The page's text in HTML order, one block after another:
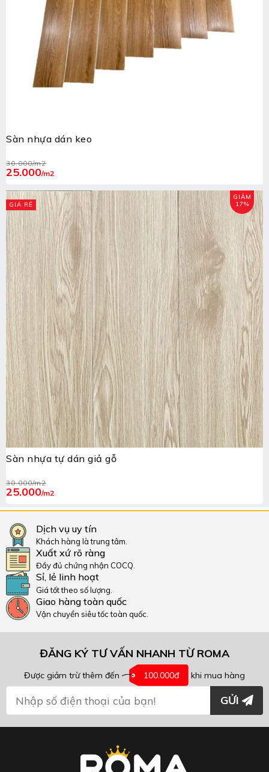
Sàn nhựa dán keo
30.000/m2
25.000/m2
GIÁ RẺ
GIẢM
17%
Sàn nhựa tự dán giả gỗ
30.000/m2
25.000/m2
Dịch vụ uy tín
Khách hàng là trung tâm.
Xuất xứ rõ ràng
Đầy đủ chứng nhận COCQ.
Sỉ, lẻ linh hoạt
Giá tốt theo số lượng.
Giao hàng toàn quốc
Vận chuyển siêu tốc toàn quốc.
ĐĂNG KÝ TƯ VẤN NHANH TỪ ROMA
Được giảm trừ thêm đến 100.000đ khi mua hàng
GỬI